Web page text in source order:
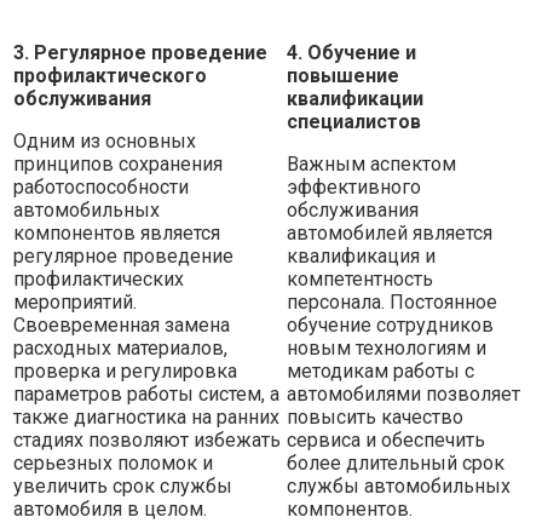
3. Регулярное проведение
профилактического
обслуживания
Одним из основных
принципов сохранения
работоспособности
автомобильных
компонентов является
регулярное проведение
профилактических
мероприятий.
Своевременная замена
расходных материалов,
проверка и регулировка
параметров работы систем, а
также диагностика на ранних
стадиях позволяют избежать
серьезных поломок и
увеличить срок службы
автомобиля в целом.
4. Обучение и
повышение
квалификации
специалистов
Важным аспектом
эффективного
обслуживания
автомобилей является
квалификация и
компетентность
персонала. Постоянное
обучение сотрудников
новым технологиям и
методикам работы с
автомобилями позволяет
повысить качество
сервиса и обеспечить
более длительный срок
службы автомобильных
компонентов.